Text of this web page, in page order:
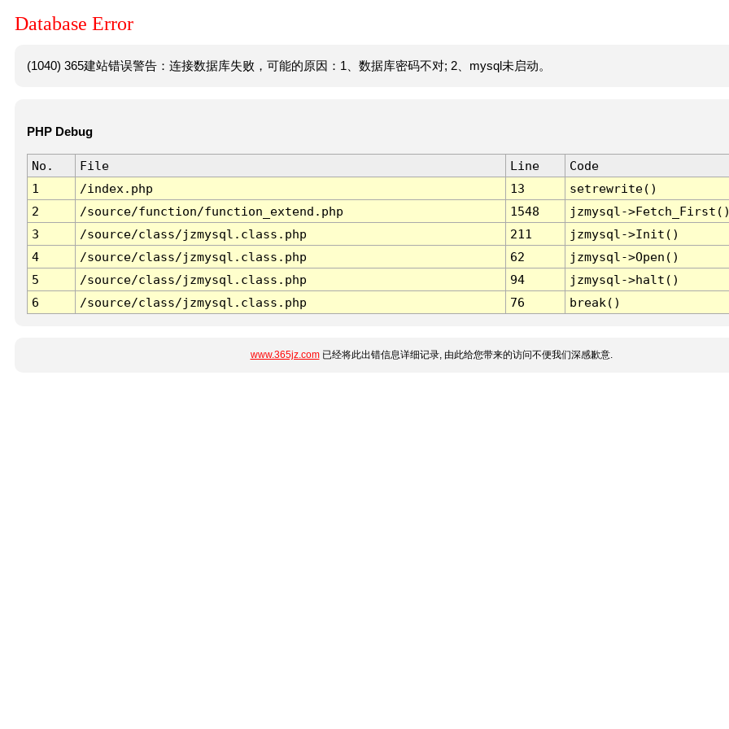
Database Error
(1040) 365建站错误警告：连接数据库失败，可能的原因：1、数据库密码不对; 2、mysql未启动。
PHP Debug
No. File Line
Code
1
/index.php 13
setrewrite()
2
/source/function/function_extend.php 1548
jzmysql-
3
/source/class/jzmysql.class.php 211
jzmysql->Init()
4
/source/class/jzmysql.class.php 62
jzmysql->Open()
5
/source/class/jzmysql.class.php 94
jzmysql->halt()
6
/source/class/jzmysql.class.php 76 break()
www.365jz.com已经将此出错信息详细记录, 由此给您带来的访问不便我们深感歉意.